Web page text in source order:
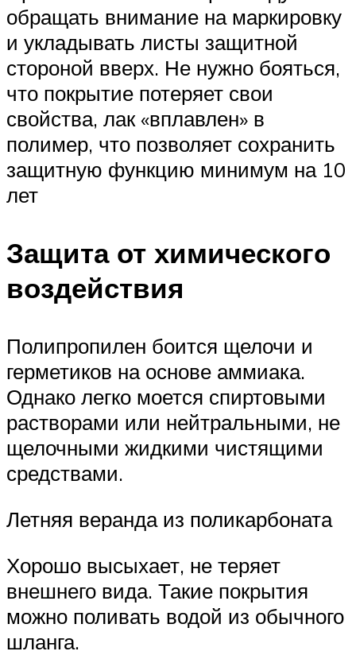
обращать внимание на маркировку
и укладывать листы защитной
стороной вверх. Не нужно бояться,
что покрытие потеряет свои
свойства, лак «вплавлен» в
полимер, что позволяет сохранить
защитную функцию минимум на 10
лет
Защита от химического
воздействия
Полипропилен боится щелочи и
герметиков на основе аммиака.
Однако легко моется спиртовыми
растворами или нейтральными, не
щелочными жидкими чистящими
средствами.
Летняя веранда из поликарбоната
Хорошо высыхает, не теряет
внешнего вида. Такие покрытия
можно поливать водой из обычного
шланга.